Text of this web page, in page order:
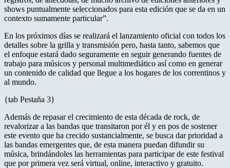
shows puntualmente seleccionados para esta edición que se da en un
contexto sumamente particular”.
En los próximos días se realizará el lanzamiento oficial con todos los
detalles sobre la grilla y transmisión pero, hasta tanto, sabemos que
el enfoque estará dado seguramente en seguir generando fuentes de
trabajo para músicos y personal multimediático así como en generar
un contenido de calidad que llegue a los hogares de los correntinos y
al mundo.
{tab Pestaña 3}
Además de repasar el crecimiento de esta década de rock, de
revalorizar a las bandas que transitaron por él y en pos de sostener
este evento que ha crecido sustancialmente, se busca dar prioridad a
las bandas emergentes que, de esta manera puedan difundir su
música, brindándoles las herramientas para participar de este festival
que por primera vez será virtual, online, interactivo y gratuito.